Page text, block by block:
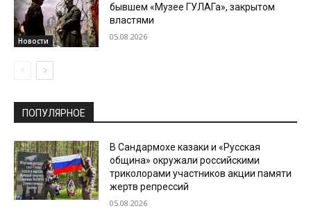
Новости
бывшем «Музее ГУЛАГа», закрытом
властями
05.08.2026
ПОПУЛЯРНОЕ
В Сандармохе казаки и «Русская
община» окружали российскими
триколорами участников акции памяти
жертв репрессий
05.08.2026